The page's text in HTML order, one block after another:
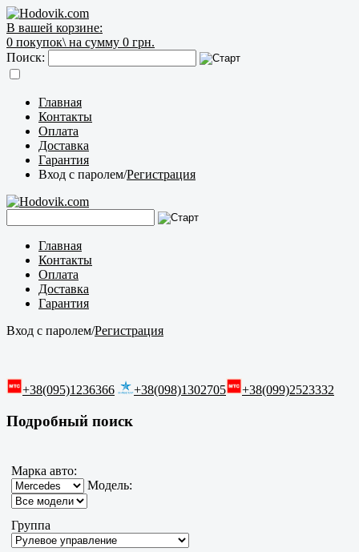
В вашей корзине:
0 покупок\ на сумму 0 грн.
Поиск:
Главная
Контакты
Оплата
Доставка
Гарантия
Вход с паролем/Регистрация
Главная
Контакты
Оплата
Доставка
Гарантия
Вход с паролем/Регистрация
+38(095)1236366 +38(098)1302705 +38(099)2523332
Подробный поиск
Марка авто:
Модель:
Группа